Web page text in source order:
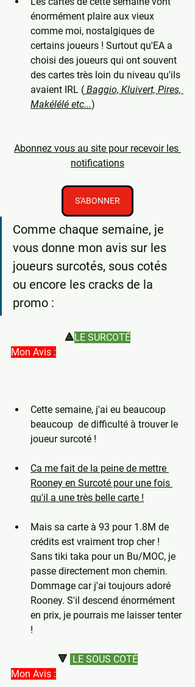
énormément plaire aux vieux
comme moi, nostalgiques de
certains joueurs ! Surtout qu'EA a
choisi des joueurs qui ont souvent
des cartes très loin du niveau qu'ils
avaient IRL ( Baggio, Kluivert, Pires,
Makélélé etc...)
Abonnez vous au site pour recevoir les
notifications
S'ABONNER
Comme chaque semaine, je
vous donne mon avis sur les
joueurs surcotés, sous cotés
ou encore les cracks de la
promo :
🔺LE SURCOTÉ
Mon Avis :
Cette semaine, j'ai eu beaucoup
beaucoup  de difficulté à trouver le
joueur surcoté !
Ca me fait de la peine de mettre
Rooney en Surcoté pour une fois
qu'il a une très belle carte !
Mais sa carte à 93 pour 1.8M de
crédits est vraiment trop cher !
Sans tiki taka pour un Bu/MOC, je
passe directement mon chemin.
Dommage car j'ai toujours adoré
Rooney. S'il descend énormément
en prix, je pourrais me laisser tenter
!
🔻 LE SOUS COTÉ
Mon Avis :